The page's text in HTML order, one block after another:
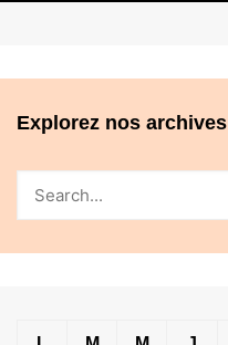
Explorez nos archives